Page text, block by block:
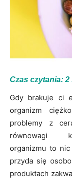
Czas czytania: 2
Gdy brakuje ci
organizm
problemy z
równowagi
organizmu to
przyda się
produktach